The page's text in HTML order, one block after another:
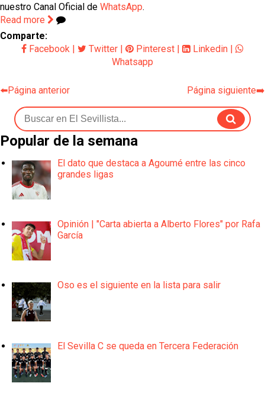
nuestro Canal Oficial de WhatsApp.
Read more
Comparte:
Facebook | Twitter | Pinterest | Linkedin |
Whatsapp
⬅️Página anterior Página siguiente➡️
Popular de la semana
El dato que destaca a Agoumé entre las cinco
grandes ligas
Opinión | "Carta abierta a Alberto Flores" por Rafa
García
Oso es el siguiente en la lista para salir
El Sevilla C se queda en Tercera Federación